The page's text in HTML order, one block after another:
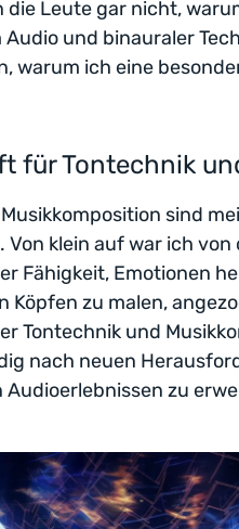
die Leute gar nicht,
und binauraler
warum ich eine
für Tontechnik
sind
klein auf war ich von
Fähigkeit, Emotionen
Köpfen zu malen,
Tontechnik und
nach neuen
Audioerlebnissen zu